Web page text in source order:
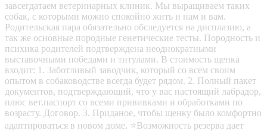
завсегдатаем ветеринарных клиник. Мы выращиваем таких
собак, с которыми можно спокойно жить и нам и вам.
Родительская пара обязательно обследуется на дисплазию, а
так же основные породные генетические тесты. Породность и
психика родителей подтверждена неоднократными
выставочными победами и титулами. В стоимость щенка
входит: 1. Заботливый заводчик, который со всем своим
опытом в собаководстве всегда будет рядом. 2. Полный пакет
документов, подтверждающий, что у вас настоящий лабрадор,
плюс вет.паспорт со всеми прививками и обработками по
возрасту. Договор. 3. Приданое, чтобы щенку было комфортно
адаптироваться в новом доме. ⭐Возможность резерва дает